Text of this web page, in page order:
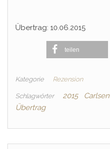
Übertrag: 10.06.2015
teilen
Kategorie Rezension
Schlagwörter 2015 Carlsen
Übertrag